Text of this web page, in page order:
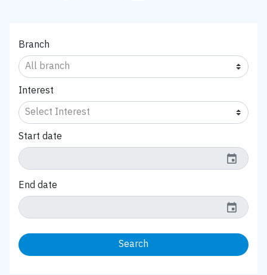
Branch
Interest
Start date
event
End date
event
Search